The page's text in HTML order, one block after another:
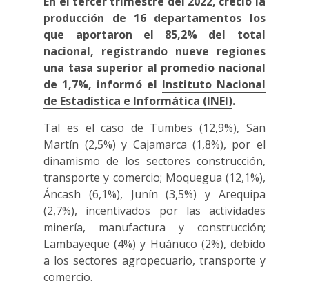
producción de 16 departamentos los
que aportaron el 85,2% del total
nacional, registrando nueve regiones
una tasa superior al promedio nacional
de 1,7%, informó el Instituto Nacional
de Estadística e Informática (INEI).
Tal es el caso de Tumbes (12,9%), San
Martín (2,5%) y Cajamarca (1,8%), por el
dinamismo de los sectores construcción,
transporte y comercio; Moquegua (12,1%),
Áncash (6,1%), Junín (3,5%) y Arequipa
(2,7%), incentivados por las actividades
minería, manufactura y construcción;
Lambayeque (4%) y Huánuco (2%), debido
a los sectores agropecuario, transporte y
comercio.